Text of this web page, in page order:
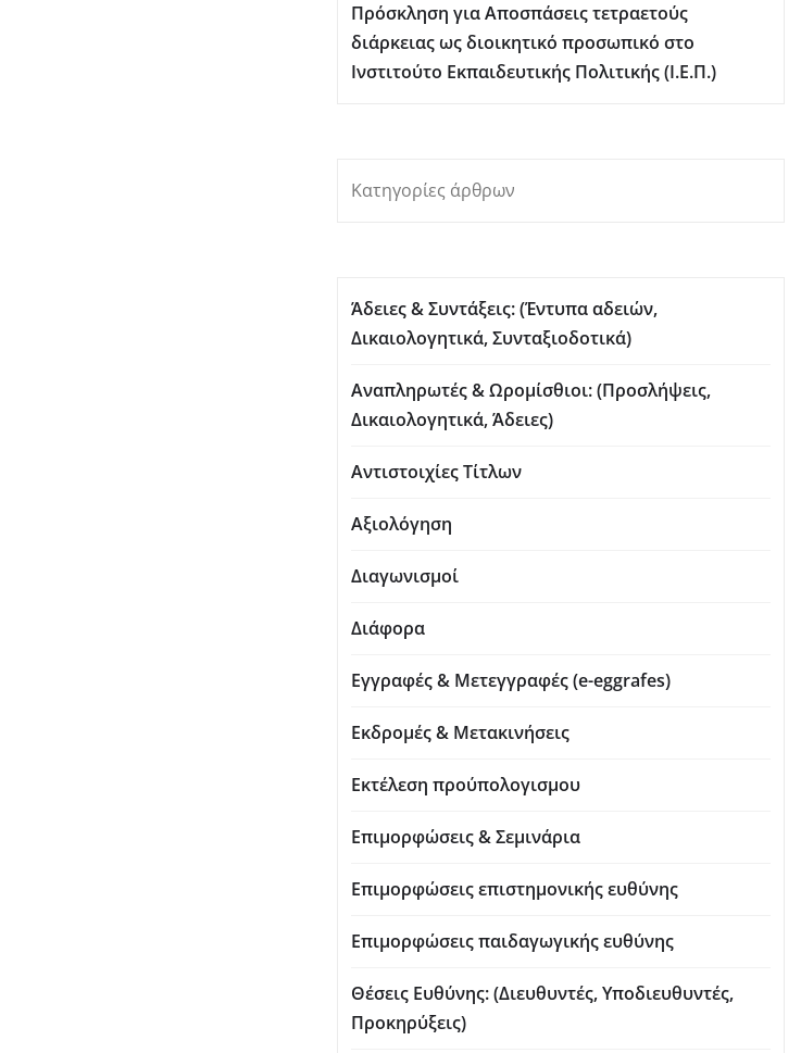
Πρόσκληση για Aποσπάσεις τετραετούς
διάρκειας ως διοικητικό προσωπικό στο
Ινστιτούτο Εκπαιδευτικής Πολιτικής (Ι.Ε.Π.)
Κατηγορίες άρθρων
Άδειες & Συντάξεις: (Έντυπα αδειών,
Δικαιολογητικά, Συνταξιοδοτικά)
Αναπληρωτές & Ωρομίσθιοι: (Προσλήψεις,
Δικαιολογητικά, Άδειες)
Αντιστοιχίες Τίτλων
Αξιολόγηση
Διαγωνισμοί
Διάφορα
Εγγραφές & Μετεγγραφές (e-eggrafes)
Εκδρομές & Μετακινήσεις
Εκτέλεση προύπολογισμου
Επιμορφώσεις & Σεμινάρια
Επιμορφώσεις επιστημονικής ευθύνης
Επιμορφώσεις παιδαγωγικής ευθύνης
Θέσεις Ευθύνης: (Διευθυντές, Υποδιευθυντές,
Προκηρύξεις)